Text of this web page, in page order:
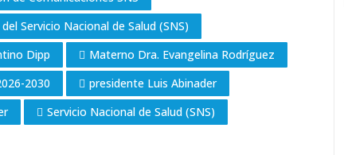
Servicio Nacional de Salud (SNS)
Dipp
Materno Dra. Evangelina Rodríguez
2030
presidente Luis Abinader
Servicio Nacional de Salud (SNS)